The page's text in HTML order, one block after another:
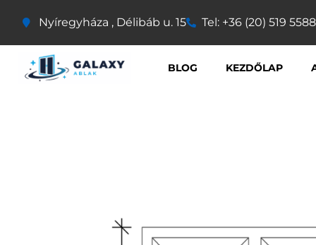
Nyíregyháza , Délibáb u. 15 Tel: +36 (20) 519 5588
BLOG KEZDŐLAP